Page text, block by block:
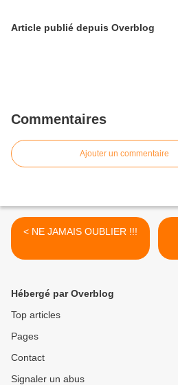
Article publié depuis Overblog
Commentaires
Ajouter un commentaire
< NE JAMAIS OUBLIER !!!
Hébergé par Overblog
Top articles
Pages
Contact
Signaler un abus